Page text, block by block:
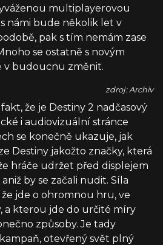
multiplayerovou
námi bude několik let v
pak s tím nemám zase
se ostatně s novým
v budoucnu změnit.
zdroj: Archiv
že je Destiny 2 nadčasový
i audiovizuální stránce
se konečně ukazuje, jak
Destiny jakožto značky, která
hráče udržet před displejem
by se začali nudit. Síla
jde o ohromnou hru, ve
a kterou jde do určité míry
způsoby. Je tady
otevřený svět plný